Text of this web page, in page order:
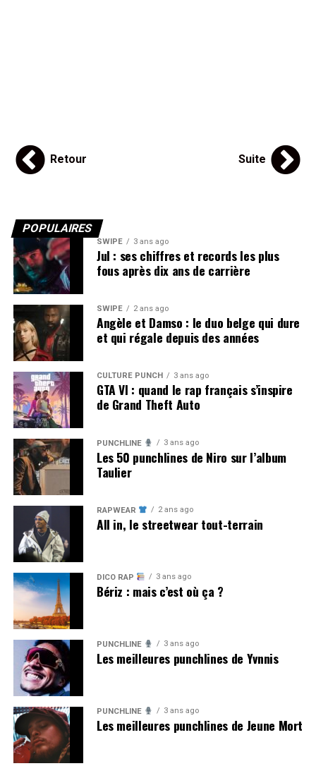
Retour Suite
POPULAIRES
SWIPE 3 ans ago
Jul : ses chiffres et records les plus
fous après dix ans de carrière
SWIPE 2 ans ago
Angèle et Damso : le duo belge qui dure
et qui régale depuis des années
CULTURE PUNCH 3 ans ago
GTA VI : quand le rap français s’inspire
de Grand Theft Auto
PUNCHLINE 3 ans ago
Les 50 punchlines de Niro sur l’album
Taulier
RAPWEAR 2 ans ago
All in, le streetwear tout-terrain
DICO RAP 3 ans ago
Bériz : mais c’est où ça ?
PUNCHLINE 3 ans ago
Les meilleures punchlines de Yvnnis
PUNCHLINE 3 ans ago
Les meilleures punchlines de Jeune Mort